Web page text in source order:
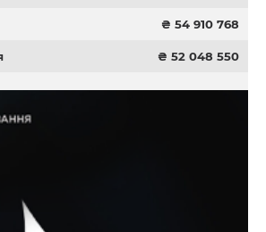
₴ 54 910 768
₴ 52 048 550